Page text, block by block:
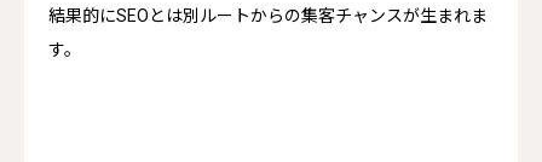
結果的にSEOとは別ルートからの集客チャンスが生まれま
す。